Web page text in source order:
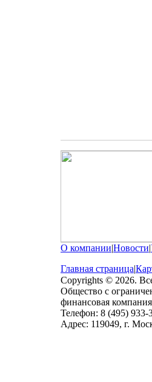
О компании|Новости|
Главная страница|
Copyrights © 2026.
Общество с
финансовая
Телефон: 8 (495) 933-
Адрес: 119049, г.